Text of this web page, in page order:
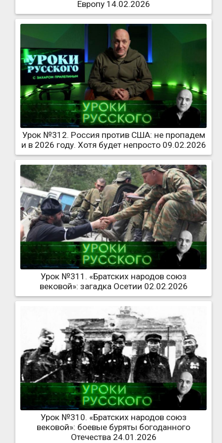
Европу 14.02.2026
Урок №312. Россия против США: не пропадем
и в 2026 году. Хотя будет непросто 09.02.2026
Урок №311. «Братских народов союз
вековой»: загадка Осетии 02.02.2026
Урок №310. «Братских народов союз
вековой»: боевые буряты богоданного
Отечества 24.01.2026